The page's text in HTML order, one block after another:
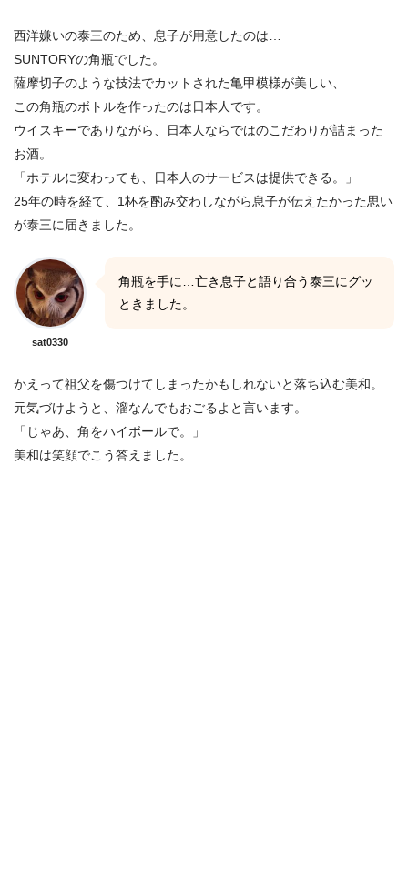
西洋嫌いの泰三のため、息子が用意したのは…
SUNTORYの角瓶でした。
薩摩切子のような技法でカットされた亀甲模様が美しい、
この角瓶のボトルを作ったのは日本人です。
ウイスキーでありながら、日本人ならではのこだわりが詰まった
お酒。
「ホテルに変わっても、日本人のサービスは提供できる。」
25年の時を経て、1杯を酌み交わしながら息子が伝えたかった思い
が泰三に届きました。
sat0330
角瓶を手に…亡き息子と語り合う泰三にグッ
ときました。
かえって祖父を傷つけてしまったかもしれないと落ち込む美和。
元気づけようと、溜なんでもおごるよと言います。
「じゃあ、角をハイボールで。」
美和は笑顔でこう答えました。